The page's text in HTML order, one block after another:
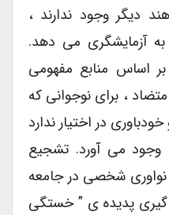
دیگر وجود ندارند ،
آزمایشگری می دهد.
اساس منابع مفهومی
، برای نوجوانی که
در اختیار ندارد
می آورد. تشجیع
شخصی در جامعه
پدیده ی ” خستگی